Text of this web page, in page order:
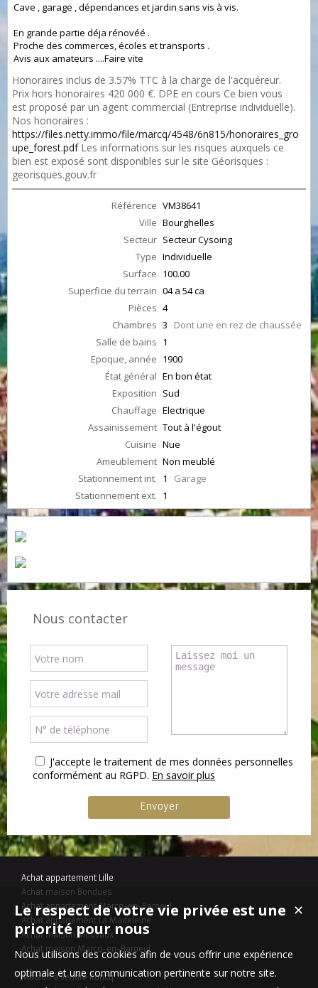
Cave , garage , dépendances et jardin sans vis à vis.
En grande partie déja rénovéé .
Proche des commerces, écoles et transports .
Avis aux amateurs ....Faire vite
Honoraires inclus de 3.57% TTC à la charge de l'acquéreur.
Prix hors honoraires 420 000 €. DPE en cours Ce bien vous
est proposé par un agent commercial (Entreprise individuelle).
Nos honoraires :
https://files.netty.immo/file/marcq/4548/6n815/honoraires_gro
upe_forest.pdfLes informations sur les risques auxquels ce
bien est exposé sont disponibles sur le site Géorisques :
georisques.gouv.fr
Référence VM38641
Ville Bourghelles
Secteur Secteur Cysoing
Type Individuelle
Surface 100.00
Superficie du terrain 04 a 54 ca
Pièces 4
Chambres 3 Dont une en rez de chaussée
Salle de bains 1
Epoque, année 1900
État général En bon état
Exposition Sud
Chauffage Electrique
Assainissement Tout à l'égout
Cuisine Nue
Ameublement Non meublé
Stationnement int. 1 Garage
Stationnement ext. 1
Nous contacter
J'accepte le traitement de mes données personnelles
conformément au RGPD. En savoir plus
Achat appartement Lille
Achat maison Bondues
Achat appartement Marcq-en-Baroeul
Achat appartement La Madeleine
Achat maison Mouvaux
Achat maison Marcq-en-Baroeul
Maison à vendre Roncq
✕
Le respect de votre vie privée est une
priorité pour nous
Nous utilisons des cookies afin de vous offrir une expérience
optimale et une communication pertinente sur notre site.